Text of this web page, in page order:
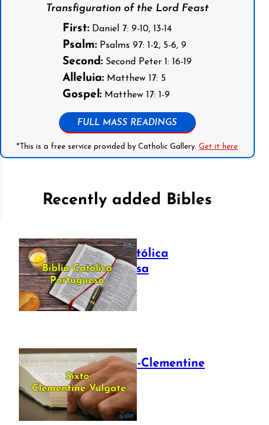
Transfiguration of the Lord Feast
First: Daniel 7: 9-10, 13-14
Psalm: Psalms 97: 1-2, 5-6, 9
Second: Second Peter 1: 16-19
Alleluia: Matthew 17: 5
Gospel: Matthew 17: 1-9
FULL MASS READINGS
*This is a free service provided by Catholic Gallery.Get it here
Recently added Bibles
Bíblia Católica
Portuguesa
July 16, 2025
The Sixto-Clementine
Vulgate
July 12, 2025